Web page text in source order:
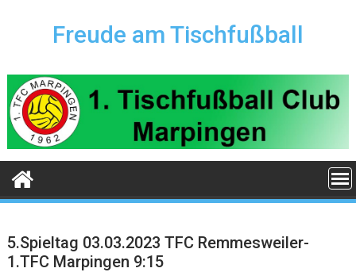
Freude am Tischfußball
5.Spieltag 03.03.2023 TFC Remmesweiler-
1.TFC Marpingen 9:15